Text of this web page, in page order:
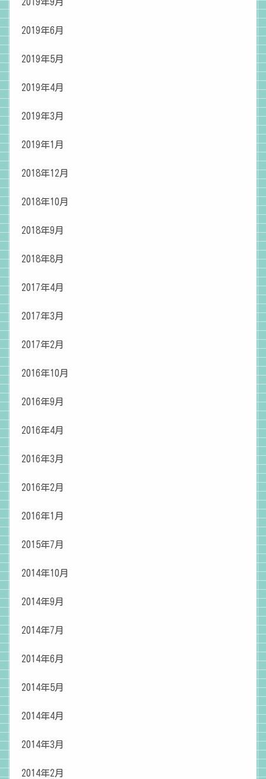
2019年6月
2019年5月
2019年4月
2019年3月
2019年1月
2018年12月
2018年10月
2018年9月
2018年8月
2017年4月
2017年3月
2017年2月
2016年10月
2016年9月
2016年4月
2016年3月
2016年2月
2016年1月
2015年7月
2014年10月
2014年9月
2014年7月
2014年6月
2014年5月
2014年4月
2014年3月
2014年2月